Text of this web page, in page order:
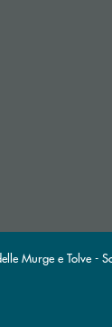
Murge e Tolve -